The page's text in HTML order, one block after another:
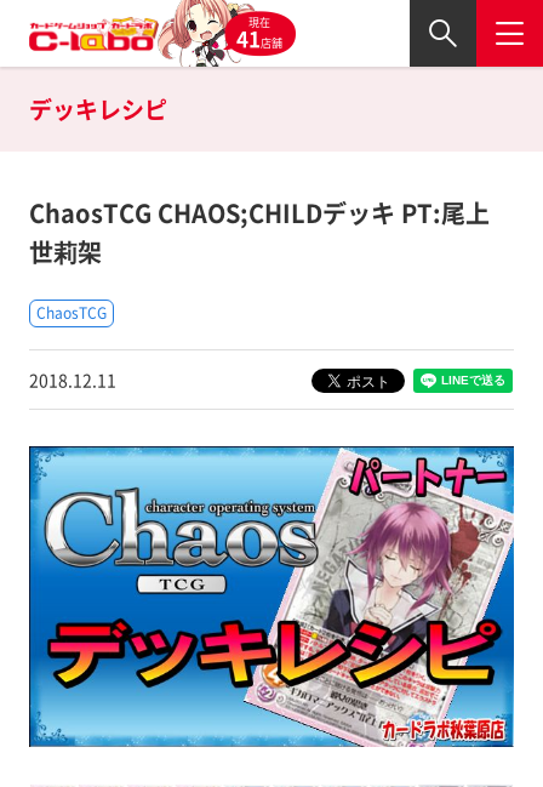
現在
41店舗
デッキレシピ
ChaosTCG CHAOS;CHILDデッキ PT:尾上
世莉架
ChaosTCG
2018.12.11